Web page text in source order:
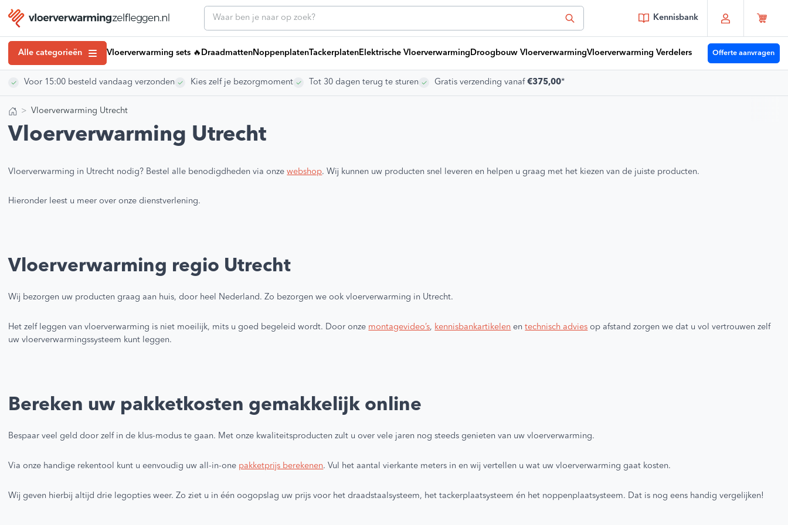
Kennisbank
Alle categorieën
Noppenplaten
Tackerplaten
Vloerverwarming Verdelers
Regeling vloerverwarming
Bevestigingsmateriaal
Gereedschap voor vloerverwarming
Lucht- en vuilafscheiders
Klantenservice
Klantenservice
Vloerverwarming laten leggen
Kennisbank artikelen
Montagevideo’s
Veelgestelde vragen
Voor 15:00 besteld vandaag verzonden
Blije klanten 🔥 9,2/10
Vloerverwarming sets 🔥 Draadmatten NoppenplatenTackerplaten Elektrische Vloerverwarming Droogbouw VloerverwarmingVloerverwarming Verdelers Offerte aanvragen
Voor 15:00 besteld vandaag verzonden Kies zelf je bezorgmoment Tot 30 dagen terug te sturen Gratis verzending vanaf€375,00*
Vloerverwarming Utrecht
Vloerverwarming Utrecht
Vloerverwarming in Utrecht nodig? Bestel alle benodigdheden via onzewebshop. Wij kunnen uw producten snel leveren en helpen u graag met het kiezen van de juiste producten.
Hieronder leest u meer over onze dienstverlening.
Vloerverwarming regio Utrecht
Wij bezorgen uw producten graag aan huis, door heel Nederland. Zo bezorgen we ook vloerverwarming in Utrecht.
Het zelf leggen van vloerverwarming is niet moeilijk, mits u goed begeleid wordt. Door onze montagevideo’s, kennisbankartikelen entechnisch advies op afstand zorgen we dat u vol vertrouwen zelf
uw vloerverwarmingssysteem kunt leggen.
Bereken uw pakketkosten gemakkelijk online
Bespaar veel geld door zelf in de klus-modus te gaan. Met onze kwaliteitsproducten zult u over vele jaren nog steeds genieten van uw vloerverwarming.
Via onze handige rekentool kunt u eenvoudig uw all-in-one pakketprijs berekenen. Vul het aantal vierkante meters in en wij vertellen u wat uw vloerverwarming gaat kosten.
Wij geven hierbij altijd drie legopties weer. Zo ziet u in één oogopslag uw prijs voor het draadstaalsysteem, het tackerplaatsysteem én het noppenplaatsysteem. Dat is nog eens handig vergelijken!